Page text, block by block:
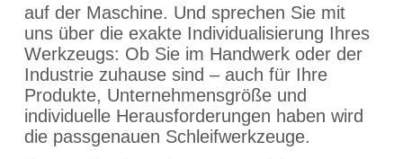
auf der Maschine. Und sprechen Sie mit
uns über die exakte Individualisierung Ihres
Werkzeugs: Ob Sie im Handwerk oder der
Industrie zuhause sind – auch für Ihre
Produkte, Unternehmensgröße und
individuelle Herausforderungen haben wird
die passgenauen Schleifwerkzeuge.